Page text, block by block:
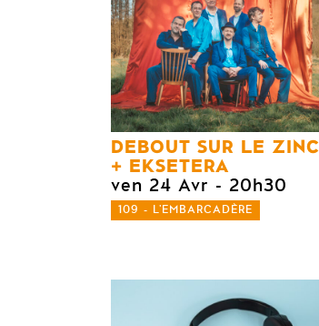
DEBOUT SUR LE ZINC
EKSETERA
ven 24 Avr - 20h30
109 - L'EMBARCADÈRE